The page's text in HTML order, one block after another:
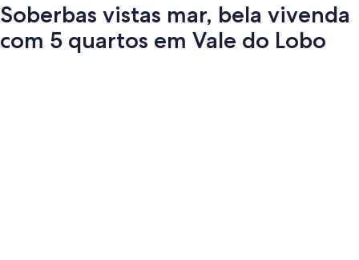
Soberbas vistas mar, bela vivenda
com 5 quartos em Vale do Lobo